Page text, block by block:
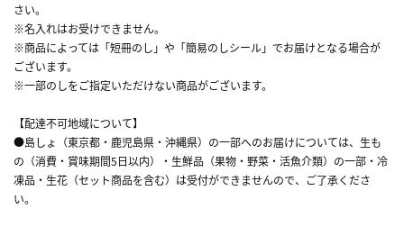
さい。
※名入れはお受けできません。
※商品によっては「短冊のし」や「簡易のしシール」でお届けとなる場合が
ございます。
※一部のしをご指定いただけない商品がございます。
【配達不可地域について】
●島しょ（東京都・鹿児島県・沖縄県）の一部へのお届けについては、生も
の（消費・賞味期間5日以内）・生鮮品（果物・野菜・活魚介類）の一部・冷
凍品・生花（セット商品を含む）は受付ができませんので、ご了承くださ
い。